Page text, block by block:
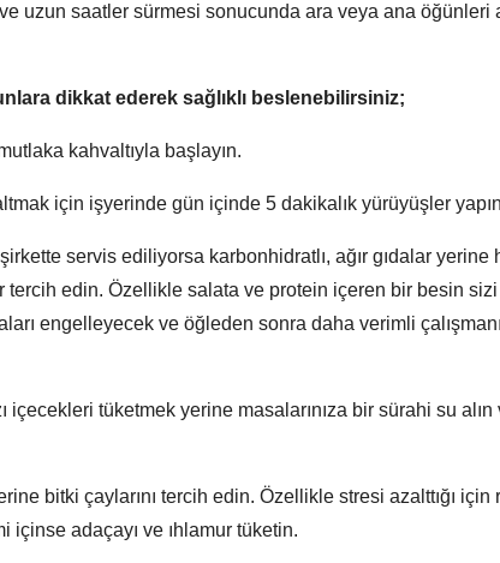
ve uzun saatler sürmesi sonucunda ara veya ana öğünleri
dikkat ederek sağlıklı beslenebilirsiniz;
kahvaltıyla başlayın.
için işyerinde gün içinde 5 dakikalık yürüyüşler
servis ediliyorsa karbonhidratlı, ağır gıdalar yerine
tercih edin. Özellikle salata ve protein içeren bir besin
engelleyecek ve öğleden sonra daha verimli
içecekleri tüketmek yerine masalarınıza bir sürahi su
bitki çaylarını tercih edin. Özellikle stresi azalttığı için
içinse adaçayı ve ıhlamur tüketin.